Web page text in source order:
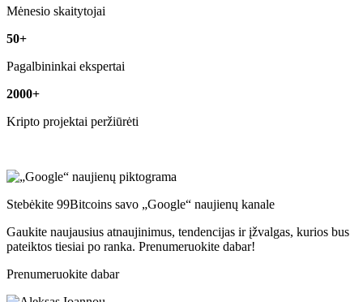
Mėnesio skaitytojai
50+
Pagalbininkai ekspertai
2000+
Kripto projektai peržiūrėti
Stebėkite 99Bitcoins savo „Google“ naujienų kanale
Gaukite naujausius atnaujinimus, tendencijas ir įžvalgas, kurios bus
pateiktos tiesiai po ranka. Prenumeruokite dabar!
Prenumeruokite dabar